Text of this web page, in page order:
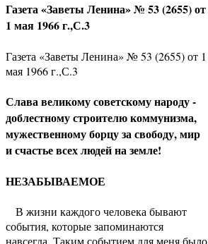
Газета «Заветы Ленина» № 53 (2655) от
1 мая 1966 г.,С.3
Газета «Заветы Ленина» № 53 (2655) от 1
мая 1966 г.,С.3
Слава великому советскому народу -
доблестному строителю коммунизма,
мужественному борцу за свободу, мир
и счастье всех людей на земле!
НЕЗАБЫВАЕМОЕ
В жизни каждого человека бывают
события, которые запоминаются
навсегда. Таким событием для меня было